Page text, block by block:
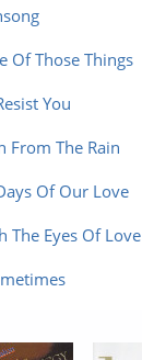
Of Those Things
You
From The Rain
Of Our Love
The Eyes Of Love